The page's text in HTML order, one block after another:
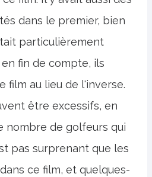
dans le premier, bien
particulièrement
fin de compte, ils
film au lieu de l'inverse.
être excessifs, en
nombre de golfeurs qui
pas surprenant que les
ce film, et quelques-